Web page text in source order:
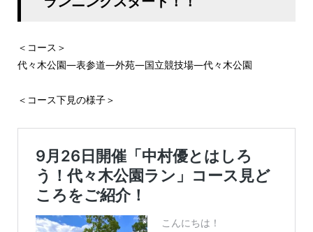
＜コース＞
代々木公園―表参道―外苑―国立競技場―代々木公園
＜コース下見の様子＞